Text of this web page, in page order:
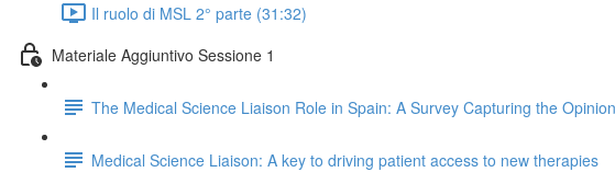
Il ruolo di MSL 2° parte (31:32)
Materiale Aggiuntivo Sessione 1
The Medical Science Liaison Role in Spain: A Survey Capturing the
Medical Science Liaison: A key to driving patient access to new therapies